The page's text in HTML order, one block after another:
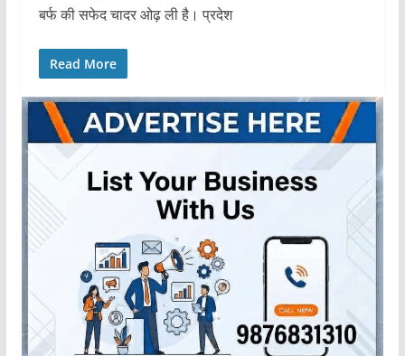
बर्फ की सफेद चादर ओढ़ ली है। प्रदेश
Read More